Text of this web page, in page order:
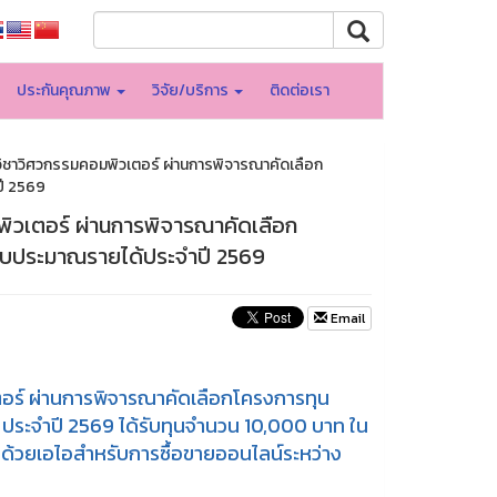
ประกันคุณภาพ วิจัย/บริการ ติดต่อเรา
วิศวกรรมคอมพิวเตอร์ ผ่านการพิจารณาคัดเลือก
2569
เตอร์ ผ่านการพิจารณาคัดเลือก
ะมาณรายได้ประจำปี 2569
Email
ผ่านการพิจารณาคัดเลือกโครงการทุน
จำปี 2569 ได้รับทุนจำนวน 10,000 บาท ใน
ยเอไอสำหรับการซื้อขายออนไลน์ระหว่าง